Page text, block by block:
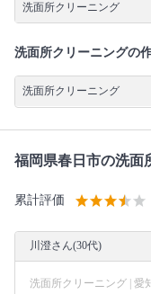
洗面所クリーニング
洗面所クリーニングの
洗面所クリーニング
福岡県春日市の洗面
累計評価
川澄さん(30代)
洗面所クリーニング | 愛